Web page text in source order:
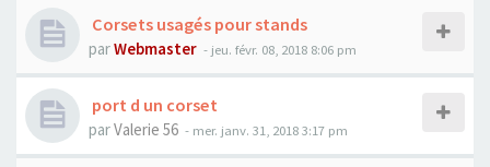
Corsets usagés pour stands
parWebmaster - jeu. févr. 08, 2018 8:06 pm
port d un corset
parValerie 56 - mer. janv. 31, 2018 3:17 pm